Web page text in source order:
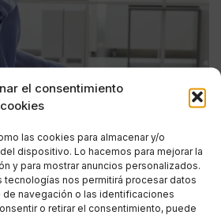
el consentimiento
las cookies para almacenar y/o
dispositivo. Lo hacemos para mejorar la
y para mostrar anuncios personalizados.
tecnologías nos permitirá procesar datos
navegación o las identificaciones
o retirar el consentimiento, puede